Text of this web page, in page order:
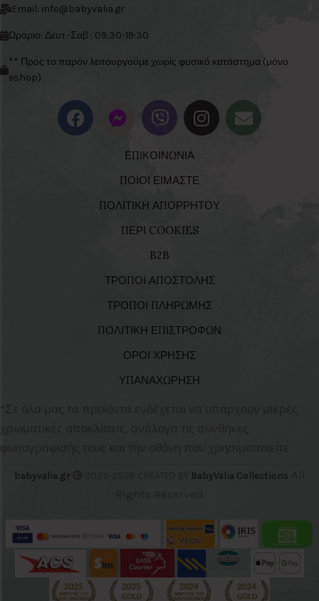
Email: info@babyvalia.gr
Ωράριο: Δευτ.-Σαβ : 09:30-19:30
** Προς το παρόν λειτουργούμε χωρίς φυσικό κατάστημα (μόνο
eshop)
ΕΠΙΚΟΙΝΩΝΙΑ
ΠΟΙΟΙ ΕΙΜΑΣΤΕ
ΠΟΛΙΤΙΚΗ ΑΠΟΡΡΗΤΟΥ
ΠΕΡΙ COOKIES
B2B
ΤΡΟΠΟΙ ΑΠΟΣΤΟΛΗΣ
ΤΡΟΠΟΙ ΠΛΗΡΩΜΗΣ
ΠΟΛΙΤΙΚΗ ΕΠΙΣΤΡΟΦΩΝ
ΟΡΟΙ ΧΡΗΣΗΣ
ΥΠΑΝΑΧΩΡΗΣΗ
χρωματικές αποκλίσεις, ανάλογα τις συνθήκες
φωτογράφισής τους και την οθόνη που χρησιμοποιείτε.
babyvalia.gr BabyValia Collections